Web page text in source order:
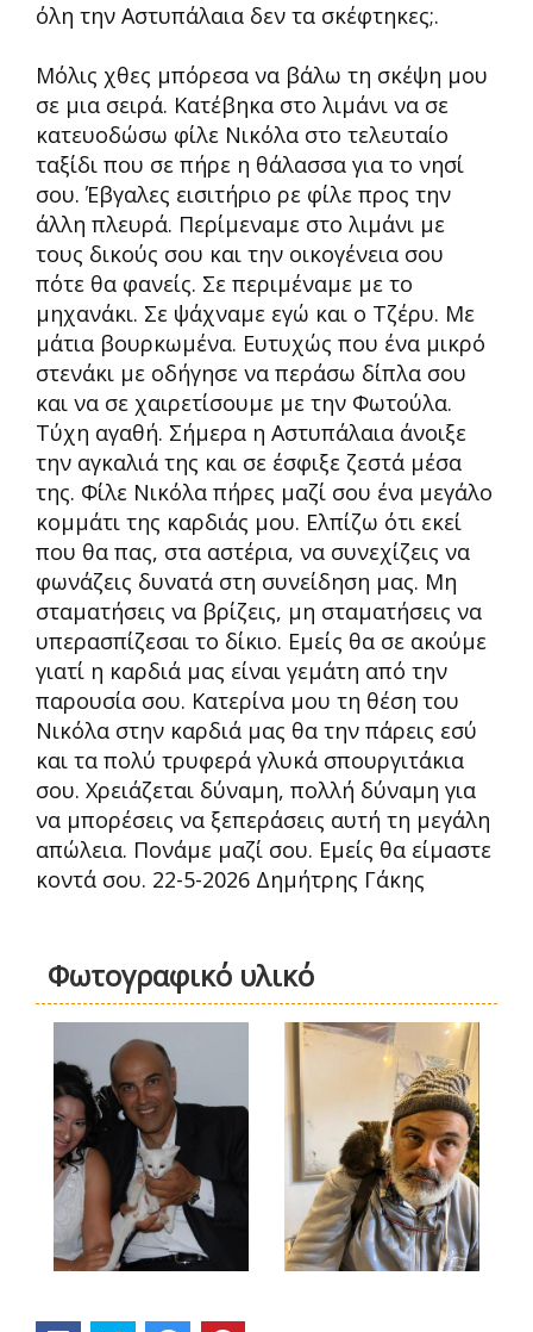
όλη την Αστυπάλαια δεν τα σκέφτηκες;.
Μόλις χθες μπόρεσα να βάλω τη σκέψη μου
σε μια σειρά. Κατέβηκα στο λιμάνι να σε
κατευοδώσω φίλε Νικόλα στο τελευταίο
ταξίδι που σε πήρε η θάλασσα για το νησί
σου. Έβγαλες εισιτήριο ρε φίλε προς την
άλλη πλευρά. Περίμεναμε στο λιμάνι με
τους δικούς σου και την οικογένεια σου
πότε θα φανείς. Σε περιμέναμε με το
μηχανάκι. Σε ψάχναμε εγώ και ο Τζέρυ. Με
μάτια βουρκωμένα. Ευτυχώς που ένα μικρό
στενάκι με οδήγησε να περάσω δίπλα σου
και να σε χαιρετίσουμε με την Φωτούλα.
Τύχη αγαθή. Σήμερα η Αστυπάλαια άνοιξε
την αγκαλιά της και σε έσφιξε ζεστά μέσα
της. Φίλε Νικόλα πήρες μαζί σου ένα μεγάλο
κομμάτι της καρδιάς μου. Ελπίζω ότι εκεί
που θα πας, στα αστέρια, να συνεχίζεις να
φωνάζεις δυνατά στη συνείδηση μας. Μη
σταματήσεις να βρίζεις, μη σταματήσεις να
υπερασπίζεσαι το δίκιο. Εμείς θα σε ακούμε
γιατί η καρδιά μας είναι γεμάτη από την
παρουσία σου. Κατερίνα μου τη θέση του
Νικόλα στην καρδιά μας θα την πάρεις εσύ
και τα πολύ τρυφερά γλυκά σπουργιτάκια
σου. Χρειάζεται δύναμη, πολλή δύναμη για
να μπορέσεις να ξεπεράσεις αυτή τη μεγάλη
απώλεια. Πονάμε μαζί σου. Εμείς θα είμαστε
κοντά σου. 22-5-2026 Δημήτρης Γάκης
Φωτογραφικό υλικό